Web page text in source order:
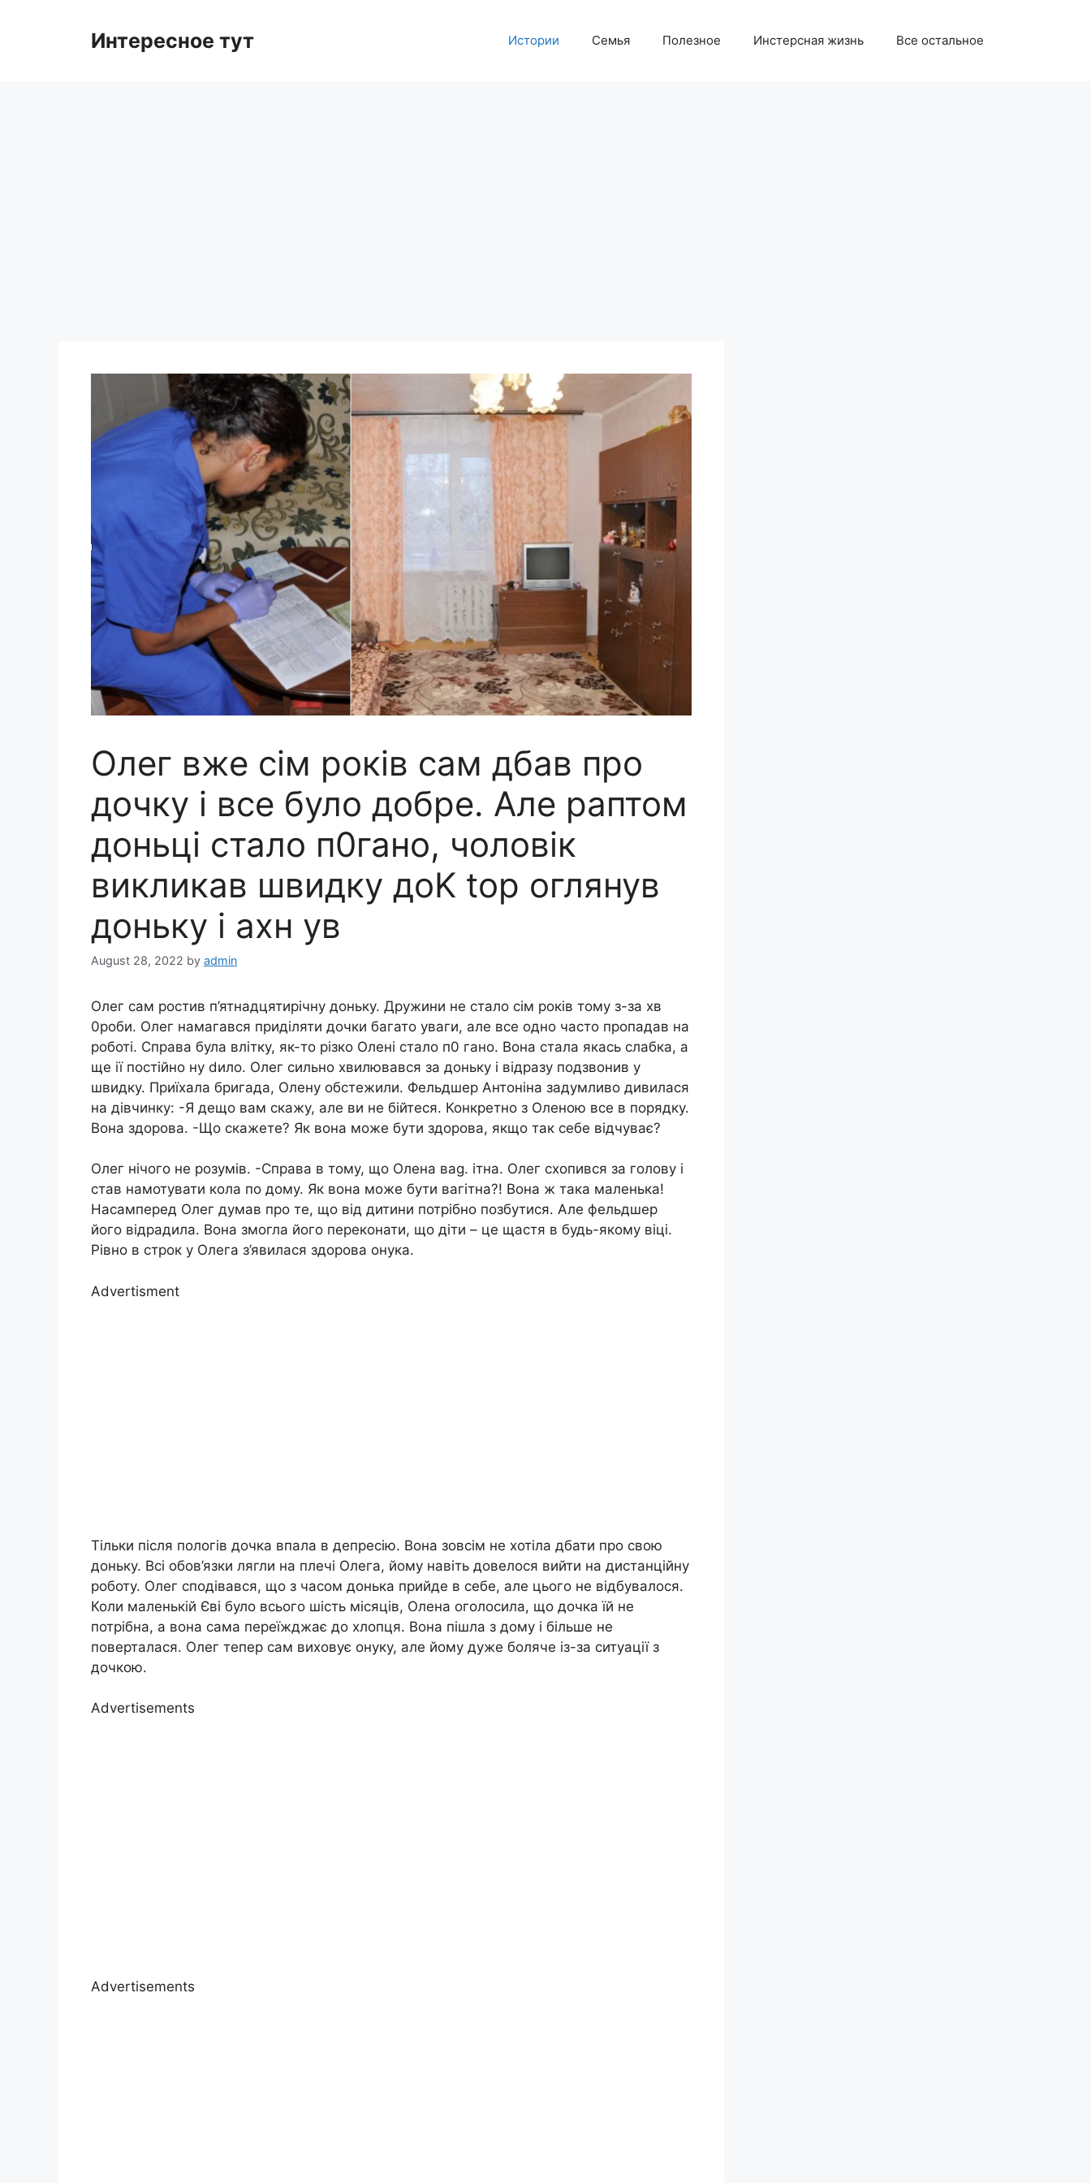
Интересное тут Истории Семья Полезное Инстерсная жизнь Все остальное
Олег вже сім років сам дбав про
дочку і все було добре. Але раптом
доньці стало п0гано, чоловік
викликав швидку доK tор оглянув
доньку і ахн yв
August 28, 2022 by admin
Олег сам ростив п’ятнадцятирічну доньку. Дружини не стало сім років тому з-за хв
0роби. Олег намагався приділяти дочки багато уваги, але все одно часто пропадав на
роботі. Справа була влітку, як-то різко Олені стало п0 гано. Вона стала якась слабка, а
ще ії постійно ну dило. Олег сильно хвилювався за доньку і відразу подзвонив у
швидку. Приїхала бригада, Олену обстежили. Фельдшер Антоніна задумливо дивилася
на дівчинку: -Я дещо вам скажу, але ви не бійтеся. Конкретно з Оленою все в порядку.
Вона здорова. -Що скажете? Як вона може бути здорова, якщо так себе відчуває?
Олег нічого не розумів. -Справа в тому, що Олена ваg. ітна. Олег схопився за голову і
став намотувати кола по дому. Як вона може бути вагітна?! Вона ж така маленька!
Насамперед Олег думав про те, що від дитини потрібно позбутися. Але фельдшер
його відрадила. Вона змогла його переконати, що діти – це щастя в будь-якому віці.
Рівно в строк у Олега з’явилася здорова онука.
Advertisment
Тільки після пологів дочка впала в депресію. Вона зовсім не хотіла дбати про свою
доньку. Всі обов’язки лягли на плечі Олега, йому навіть довелося вийти на дистанційну
роботу. Олег сподівався, що з часом донька прийде в себе, але цього не відбувалося.
Коли маленькій Єві було всього шість місяців, Олена оголосила, що дочка їй не
потрібна, а вона сама переїжджає до хлопця. Вона пішла з дому і більше не
поверталася. Олег тепер сам виховує онуку, але йому дуже боляче із-за ситуації з
дочкою.
Advertisements
Advertisements